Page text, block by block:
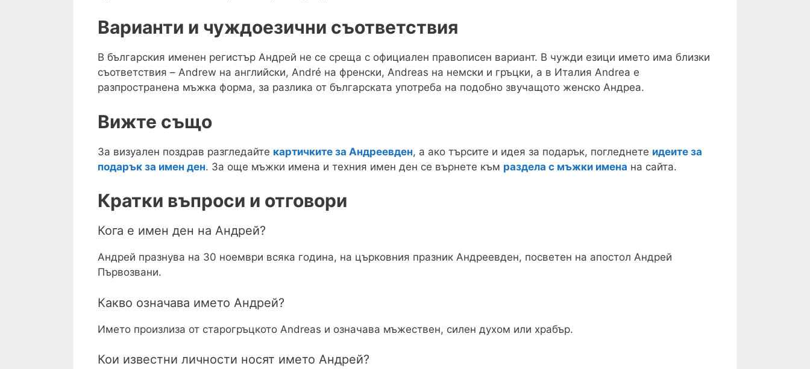
Варианти и чуждоезични съответствия
В българския именен регистър Андрей не се среща с официален правописен вариант. В чужди езици името има близки
съответствия – Andrew на английски, André на френски, Andreas на немски и гръцки, а в Италия Andrea е
разпространена мъжка форма, за разлика от българската употреба на подобно звучащото женско Андреа.
Вижте също
За визуален поздрав разгледайте картичките за Андреевден, а ако търсите и идея за подарък, погледнете идеите за
подарък за имен ден. За още мъжки имена и техния имен ден се върнете към раздела с мъжки имена на сайта.
Кратки въпроси и отговори
Кога е имен ден на Андрей?
Андрей празнува на 30 ноември всяка година, на църковния празник Андреевден, посветен на апостол Андрей
Първозвани.
Какво означава името Андрей?
Името произлиза от старогръцкото Andreas и означава мъжествен, силен духом или храбър.
Кои известни личности носят името Андрей?